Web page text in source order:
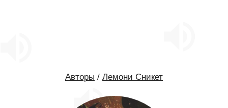
Авторы / Лемони Сникет